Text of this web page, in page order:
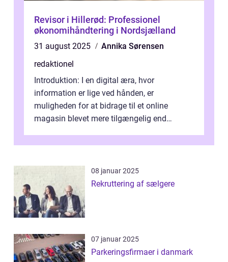
Revisor i Hillerød: Professionel
økonomihåndtering i Nordsjælland
31 august 2025
Annika Sørensen
redaktionel
Introduktion: I en digital æra, hvor
information er lige ved hånden, er
muligheden for at bidrage til et online
magasin blevet mere tilgængelig end
magas...
08 januar 2025
Rekruttering af sælgere
07 januar 2025
Parkeringsfirmaer i danmark